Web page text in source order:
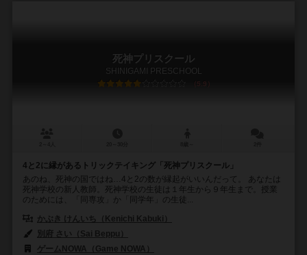
死神プリスクール
SHINIGAMI PRESCHOOL
5.9
4と2に縁があるトリックテイキング「死神プリスクール」
あのね、死神の国ではね…4と2の数が縁起がいいんだって。 あなたは
死神学校の新人教師。死神学校の生徒は１年生から９年生まで。授業
のためには、「同専攻」か「同学年」の生徒...
かぶき けんいち（Kenichi Kabuki）
別府 さい（Sai Beppu）
ゲームNOWA（Game NOWA）